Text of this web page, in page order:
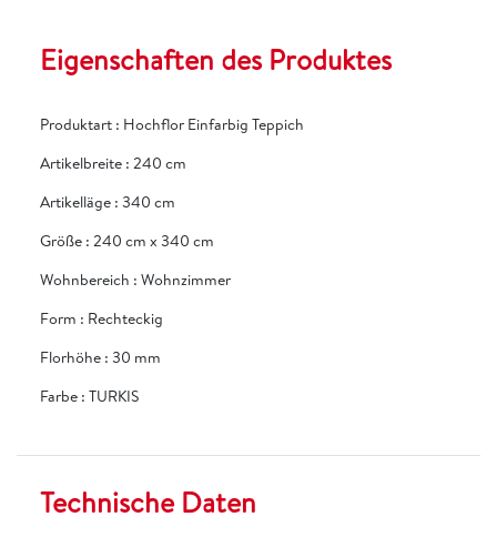
Eigenschaften des Produktes
Produktart : Hochflor Einfarbig Teppich
Artikelbreite : 240 cm
Artikelläge : 340 cm
Größe : 240 cm x 340 cm
Wohnbereich : Wohnzimmer
Form : Rechteckig
Florhöhe : 30 mm
Farbe : TURKIS
Technische Daten